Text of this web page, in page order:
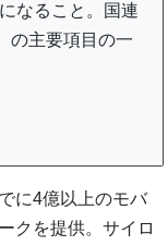
なること。国連
の主要項目の一
に4億以上のモバ
クを提供。サイロ